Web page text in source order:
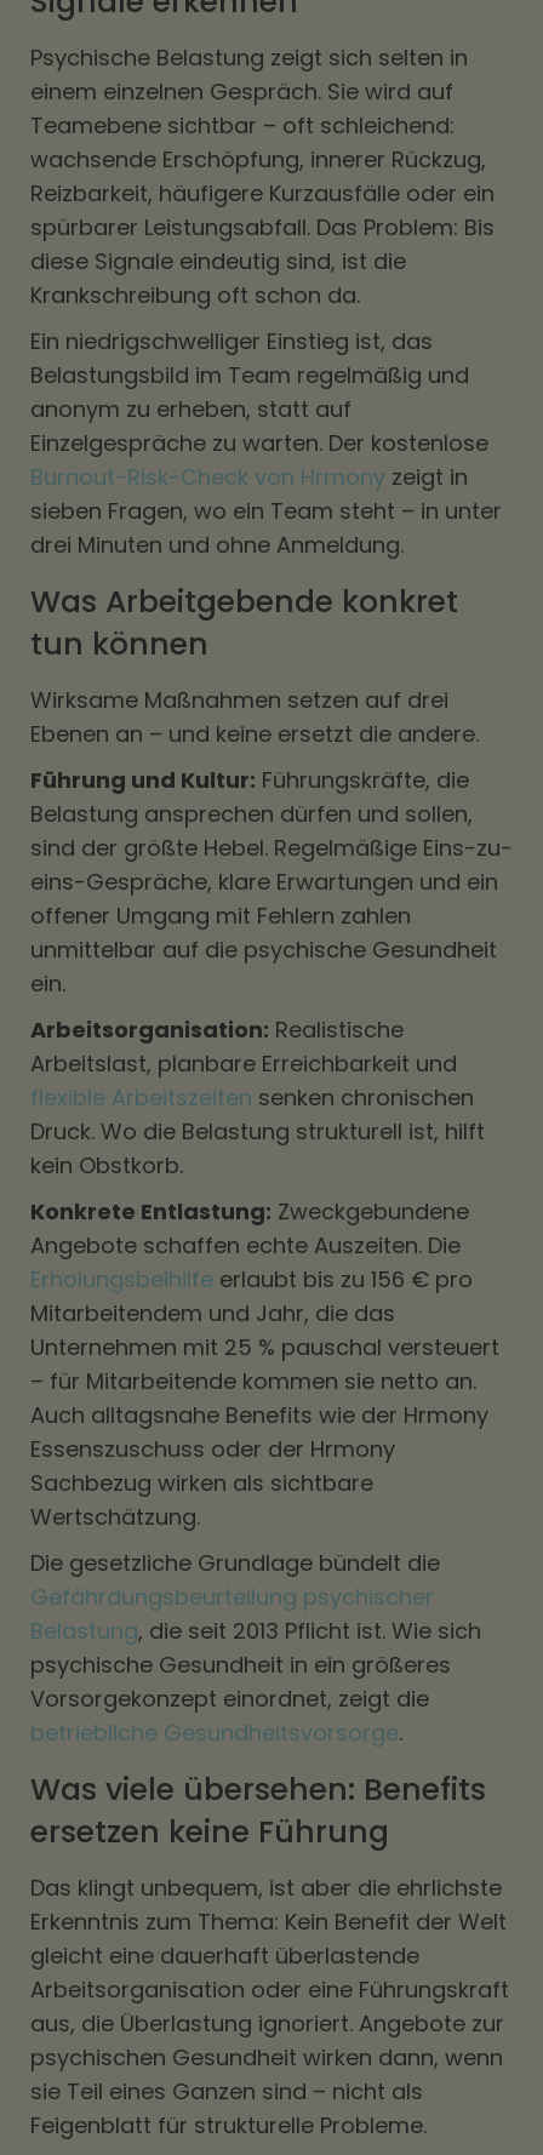
Psychische Belastung zeigt sich selten in
einem einzelnen Gespräch. Sie wird auf
Teamebene sichtbar – oft schleichend:
wachsende Erschöpfung, innerer Rückzug,
Reizbarkeit, häufigere Kurzausfälle oder ein
spürbarer Leistungsabfall. Das Problem: Bis
diese Signale eindeutig sind, ist die
Krankschreibung oft schon da.
Ein niedrigschwelliger Einstieg ist, das
Belastungsbild im Team regelmäßig und
anonym zu erheben, statt auf
Einzelgespräche zu warten. Der kostenlose
Burnout-Risk-Check von Hrmony zeigt in
sieben Fragen, wo ein Team steht – in unter
drei Minuten und ohne Anmeldung.
Was Arbeitgebende konkret
tun können
Wirksame Maßnahmen setzen auf drei
Ebenen an – und keine ersetzt die andere.
Führung und Kultur: Führungskräfte, die
Belastung ansprechen dürfen und sollen,
sind der größte Hebel. Regelmäßige Eins-zu-
eins-Gespräche, klare Erwartungen und ein
offener Umgang mit Fehlern zahlen
unmittelbar auf die psychische Gesundheit
ein.
Arbeitsorganisation: Realistische
Arbeitslast, planbare Erreichbarkeit und
flexible Arbeitszeiten senken chronischen
Druck. Wo die Belastung strukturell ist, hilft
kein Obstkorb.
Konkrete Entlastung: Zweckgebundene
Angebote schaffen echte Auszeiten. Die
Erholungsbeihilfe erlaubt bis zu 156 € pro
Mitarbeitendem und Jahr, die das
Unternehmen mit 25 % pauschal versteuert
– für Mitarbeitende kommen sie netto an.
Auch alltagsnahe Benefits wie der Hrmony
Essenszuschuss oder der Hrmony
Sachbezug wirken als sichtbare
Wertschätzung.
Die gesetzliche Grundlage bündelt die
Gefährdungsbeurteilung psychischer
Belastung, die seit 2013 Pflicht ist. Wie sich
psychische Gesundheit in ein größeres
Vorsorgekonzept einordnet, zeigt die
betriebliche Gesundheitsvorsorge.
Was viele übersehen: Benefits
ersetzen keine Führung
Das klingt unbequem, ist aber die ehrlichste
Erkenntnis zum Thema: Kein Benefit der Welt
gleicht eine dauerhaft überlastende
Arbeitsorganisation oder eine Führungskraft
aus, die Überlastung ignoriert. Angebote zur
psychischen Gesundheit wirken dann, wenn
sie Teil eines Ganzen sind – nicht als
Feigenblatt für strukturelle Probleme.